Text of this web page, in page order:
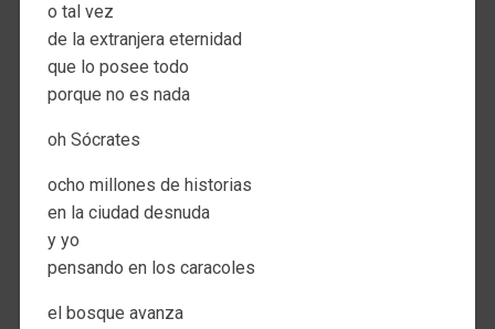
o tal vez
de la extranjera eternidad
que lo posee todo
porque no es nada
oh Sócrates
ocho millones de historias
en la ciudad desnuda
y yo
pensando en los caracoles
el bosque avanza